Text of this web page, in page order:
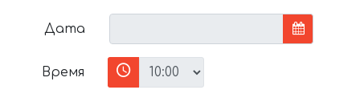
Дата
Время